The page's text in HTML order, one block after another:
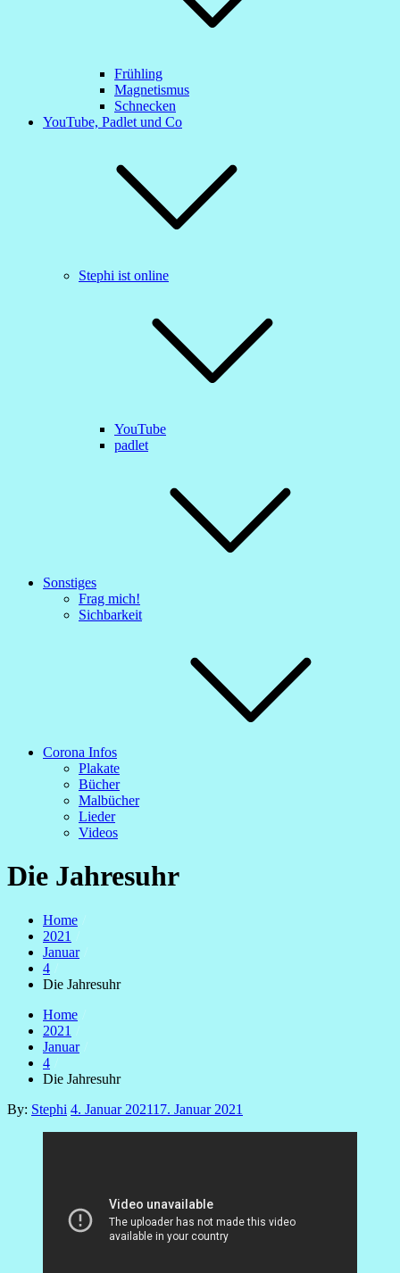
Frühling
Magnetismus
Schnecken
YouTube, Padlet und Co
Stephi ist online
YouTube
padlet
Sonstiges
Frag mich!
Sichbarkeit
Corona Infos
Plakate
Bücher
Malbücher
Lieder
Videos
Die Jahresuhr
Home
2021
Januar
4
Die Jahresuhr
Home
2021
Januar
4
Die Jahresuhr
By: Stephi Posted
4. Januar 202117. Januar 2021